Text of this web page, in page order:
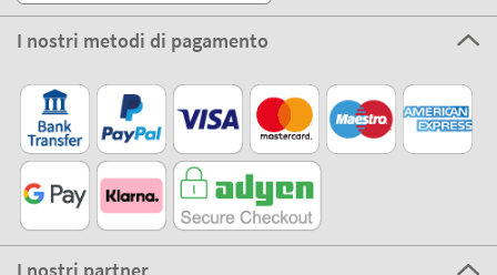
I nostri metodi di pagamento